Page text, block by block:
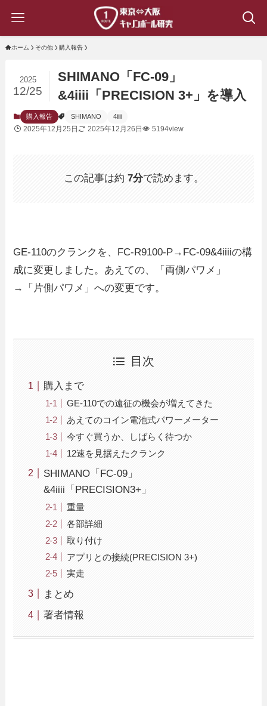
ホーム その他 購入報告
SHIMANO「FC-09」
&4iiii「PRECISION 3+」を導入
2025
12/25
購入報告 SHIMANO 4iiii
2025年12月25日 2025年12月26日 5194view
この記事は約 7分で読めます。
GE-110のクランクを、FC-R9100-P→FC-09&4iiiiの構
成に変更しました。あえての、「両側パワメ」
→「片側パワメ」への変更です。
目次
購入まで
GE-110での遠征の機会が増えてきた
あえてのコイン電池式パワーメーター
今すぐ買うか、しばらく待つか
12速を見据えたクランク
SHIMANO「FC-09」
&4iiii「PRECISION3+」
重量
各部詳細
取り付け
アプリとの接続(PRECISION 3+)
実走
まとめ
著者情報